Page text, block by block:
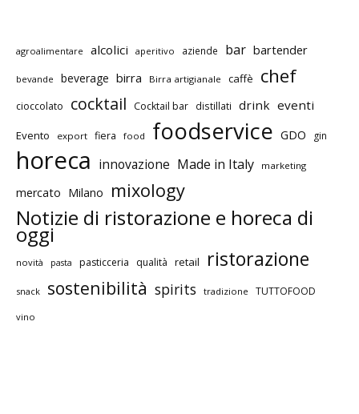
agroalimentare alcolici aperitivo aziende bar bartender
bevande beverage birra Birra artigianale caffè chef
cioccolato cocktail Cocktail bar distillati drink eventi
Evento export fiera food foodservice GDO gin
horeca innovazione Made in Italy marketing
mercato Milano mixology
Notizie di ristorazione e horeca di
oggi
novità pasta pasticceria qualità retail ristorazione
snack sostenibilità spirits tradizione TUTTOFOOD
vino